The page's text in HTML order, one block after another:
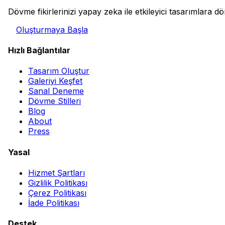
Dövme fikirlerinizi yapay zeka ile etkileyici tasarımlara
Oluşturmaya Başla
Hızlı Bağlantılar
Tasarım Oluştur
Galeriyi Keşfet
Sanal Deneme
Dövme Stilleri
Blog
About
Press
Yasal
Hizmet Şartları
Gizlilik Politikası
Çerez Politikası
İade Politikası